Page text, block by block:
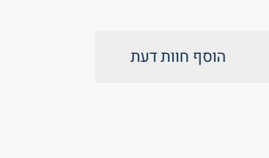
הוסף חוות דעת